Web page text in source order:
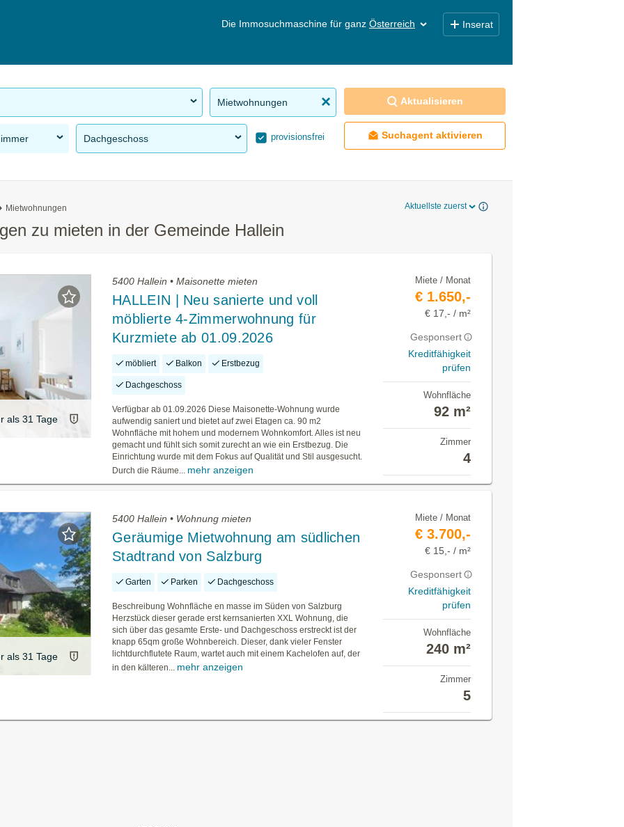
Die Immosuchmaschine für ganz Österreich Inserat
Mietwohnungen
Dachgeschoss provisionsfrei
Aktualisieren
Suchagent aktivieren
Mietwohnungen Aktuellste zuerst
zu mieten in der Gemeinde Hallein
als 31 Tage
5400 Hallein • Maisonette mieten
HALLEIN | Neu sanierte und voll
möblierte 4‑Zimmerwohnung für
Kurzmiete ab 01.09.2026
möbliert Balkon Erstbezug
Dachgeschoss
Verfügbar ab 01.09.2026 Diese Maisonette-Wohnung wurde
aufwendig saniert und bietet auf zwei Etagen ca. 90 m2
Wohnfläche mit hohem und modernem Wohnkomfort. Alles ist neu
gemacht und fühlt sich somit zurecht an wie ein Erstbezug. Die
Einrichtung wurde mit dem Fokus auf Qualität und Stil ausgesucht.
Durch die Räume... mehr anzeigen
Miete / Monat
€ 1.650,-
€ 17,- / m²
Gesponsert
Kreditfähigkeit
prüfen
Wohnfläche
92 m²
Zimmer
4
als 31 Tage
5400 Hallein • Wohnung mieten
Geräumige Mietwohnung am südlichen
Stadtrand von Salzburg
Garten Parken Dachgeschoss
Beschreibung Wohnfläche en masse im Süden von Salzburg
Herzstück dieser gerade erst kernsanierten XXL Wohnung, die
sich über das gesamte Erste- und Dachgeschoss erstreckt ist der
knapp 65qm große Wohnbereich. Dieser, dank vieler Fenster
lichtdurchflutete Raum, wartet auch mit einem Kachelofen auf, der
in den kälteren... mehr anzeigen
Miete / Monat
€ 3.700,-
€ 15,- / m²
Gesponsert
Kreditfähigkeit
prüfen
Wohnfläche
240 m²
Zimmer
5